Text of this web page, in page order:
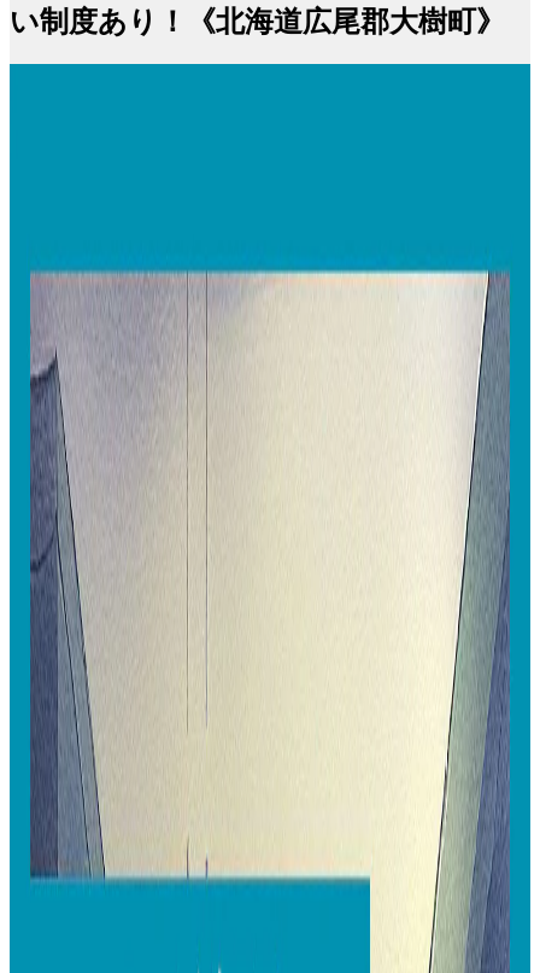
い制度あり！《北海道広尾郡大樹町》